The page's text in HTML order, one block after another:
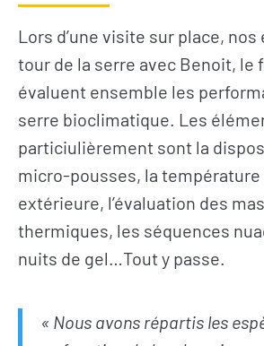
Lors d’une visite sur place,
tour de la serre avec Benoit, le
évaluent ensemble les
serre bioclimatique. Les
particiulièrement sont la
micro-pousses, la
extérieure, l’évaluation des
thermiques, les séquences
nuits de gel…Tout y passe.
« Nous avons répartis les